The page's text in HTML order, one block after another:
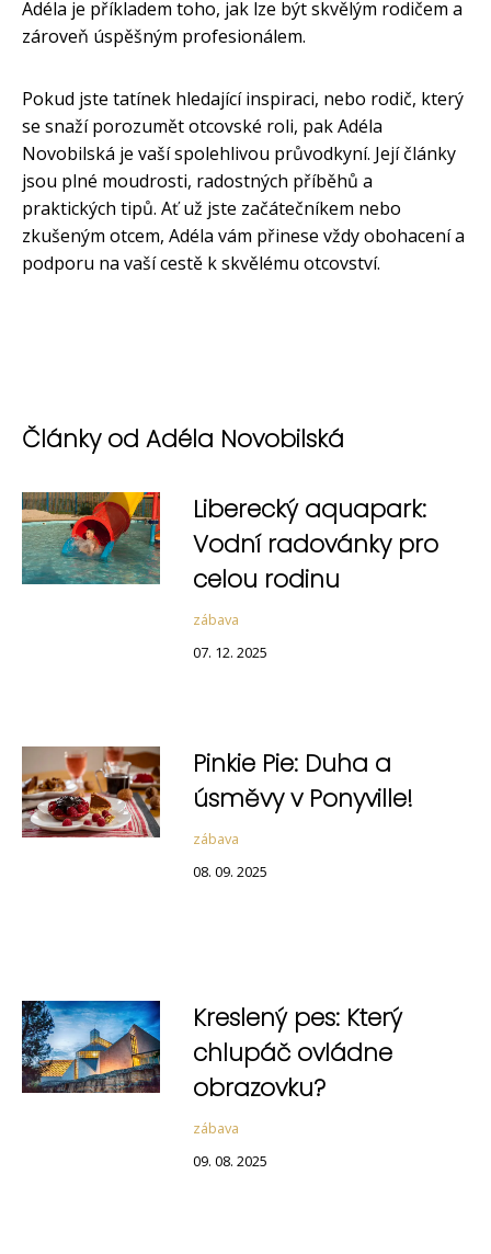
Adéla je příkladem toho, jak lze být skvělým rodičem a
zároveň úspěšným profesionálem.
Pokud jste tatínek hledající inspiraci, nebo rodič, který
se snaží porozumět otcovské roli, pak Adéla
Novobilská je vaší spolehlivou průvodkyní. Její články
jsou plné moudrosti, radostných příběhů a
praktických tipů. Ať už jste začátečníkem nebo
zkušeným otcem, Adéla vám přinese vždy obohacení a
podporu na vaší cestě k skvělému otcovství.
Články od Adéla Novobilská
Liberecký aquapark:
Vodní radovánky pro
celou rodinu
zábava
07. 12. 2025
Pinkie Pie: Duha a
úsměvy v Ponyville!
zábava
08. 09. 2025
Kreslený pes: Který
chlupáč ovládne
obrazovku?
zábava
09. 08. 2025